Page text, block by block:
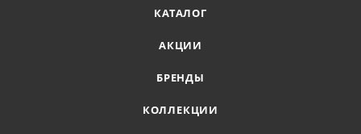
КАТАЛОГ
АКЦИИ
БРЕНДЫ
КОЛЛЕКЦИИ